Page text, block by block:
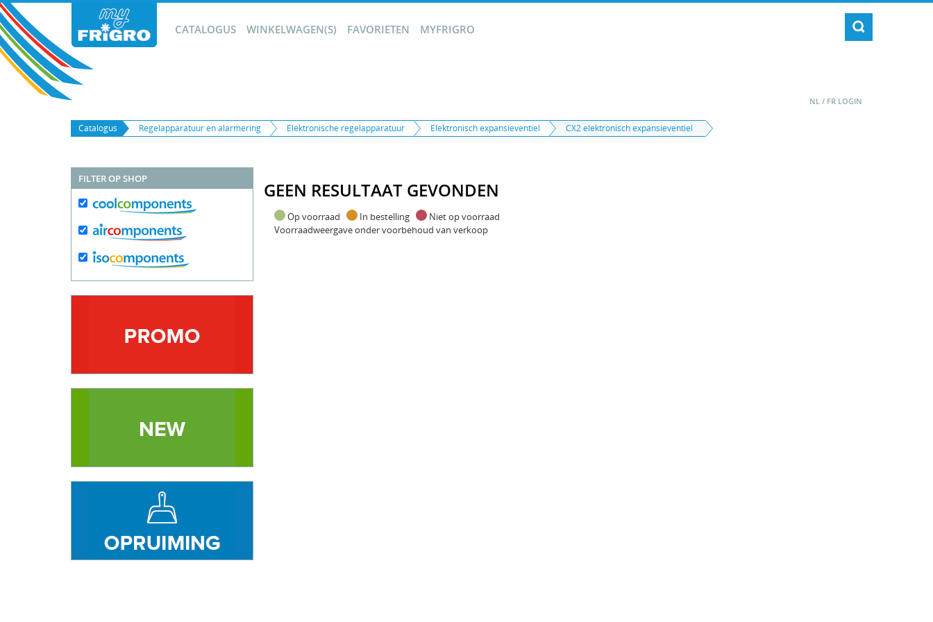
CATALOGUS WINKELWAGEN(S) FAVORIETEN MYFRIGRO
NL / FR LOGIN
Catalogus Regelapparatuur en alarmering Elektronische regelapparatuur Elektronisch expansieventiel CX2 elektronisch expansieventiel
FILTER OP SHOP GEEN RESULTAAT GEVONDEN
Op voorraad In bestelling
Niet op voorraad
Voorraadweergave onder voorbehoud van verkoop